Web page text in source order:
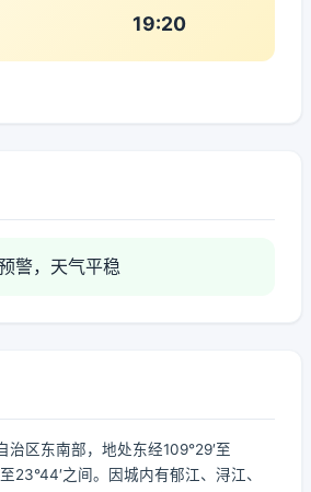
19:20
警，天气平稳
治区东南部，地处东经109°29′至
23°44′之间。因城内有郁江、浔江、